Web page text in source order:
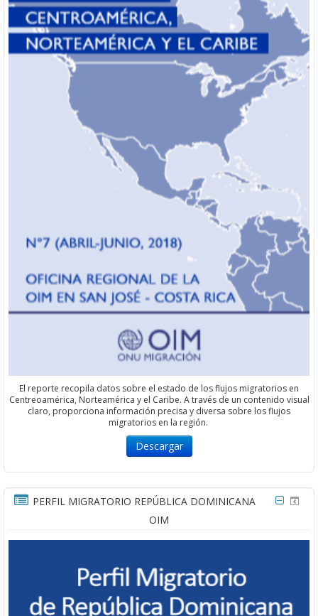
El reporte recopila datos sobre el estado de los flujos migratorios en
Centreoamérica, Norteamérica y el Caribe. A través de un contenido visual
claro, proporciona información precisa y diversa sobre los flujos
migratorios en la región.
Descargar
PERFIL MIGRATORIO REPÚBLICA DOMINICANA
OIM